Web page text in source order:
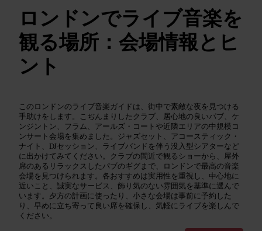
ロンドンでライブ音楽を
観る場所：会場情報とヒ
ント
このロンドンのライブ音楽ガイドは、街中で素敵な夜を見つける
手助けをします。こぢんまりしたクラブ、居心地の良いパブ、ケ
ンジントン、フラム、アールズ・コートや近隣エリアの中規模コ
ンサート会場を集めました。ジャズセット、アコースティック・
ナイト、DJセッション、ライブバンドを伴う没入型シアターなど
に出かけてみてください。クラブの間近で観るショーから、屋外
席のあるリラックスしたパブのギグまで、ロンドンで最高の音楽
会場を見つけられます。各おすすめは実用性を重視し、中心地に
近いこと、誠実なサービス、飾り気のない雰囲気を基準に選んで
います。夕方の計画に使ったり、小さな会場は事前に予約した
り、早めに立ち寄って良い席を確保し、気軽にライブを楽しんで
ください。